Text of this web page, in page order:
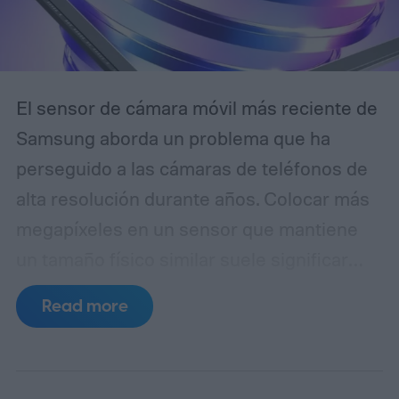
El sensor de cámara móvil más reciente de
Samsung aborda un problema que ha
perseguido a las cámaras de teléfonos de
alta resolución durante años. Colocar más
reducir cada píxel, lo que limita la cantidad
de luz que puede capturar. El ISOCELL
Read more